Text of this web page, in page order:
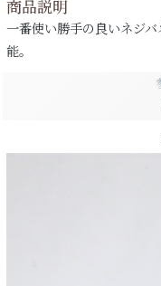
商品説明
一番使い勝手の良いネジ
能。